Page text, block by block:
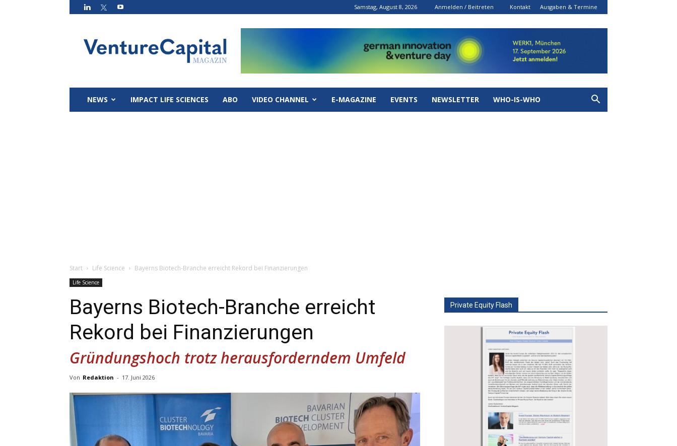
Samstag, August 8, 2026 Anmelden / Beitreten Kontakt Ausgaben & Termine
Magazin
NEWS IMPACT LIFE SCIENCES ABO VIDEO CHANNEL E-MAGAZINE EVENTS NEWSLETTER WHO-IS-WHO
Start Life Science Bayerns Biotech-Branche erreicht Rekord bei Finanzierungen
Life Science
Bayerns Biotech-Branche erreicht
Rekord bei Finanzierungen
Gründungshoch trotz herausforderndem Umfeld
Von Redaktion - 17. Juni 2026
Private Equity Flash